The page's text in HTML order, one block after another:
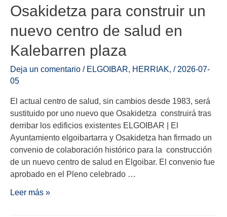
Osakidetza para construir un
nuevo centro de salud en
Kalebarren plaza
Deja un comentario / ELGOIBAR, HERRIAK, / 2026-07-
05
El actual centro de salud, sin cambios desde 1983, será
sustituido por uno nuevo que Osakidetza construirá tras
derribar los edificios existentes ELGOIBAR | El
Ayuntamiento elgoibartarra y Osakidetza han firmado un
convenio de colaboración histórico para la construcción
de un nuevo centro de salud en Elgoibar. El convenio fue
aprobado en el Pleno celebrado …
Leer más »